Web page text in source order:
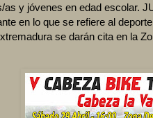
as y jóvenes en edad escolar.
en lo que se refiere al
se darán cita en la